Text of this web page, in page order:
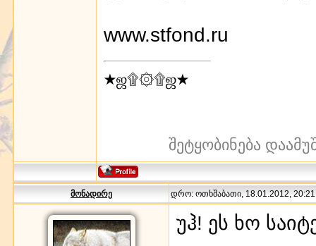
www.stfond.ru
★ஜ۩۞۩ஜ★
შეტყობინება
მონადირე დრო: ოთხშაბათი, 18.01.2012,
უჰ! ეს ხო